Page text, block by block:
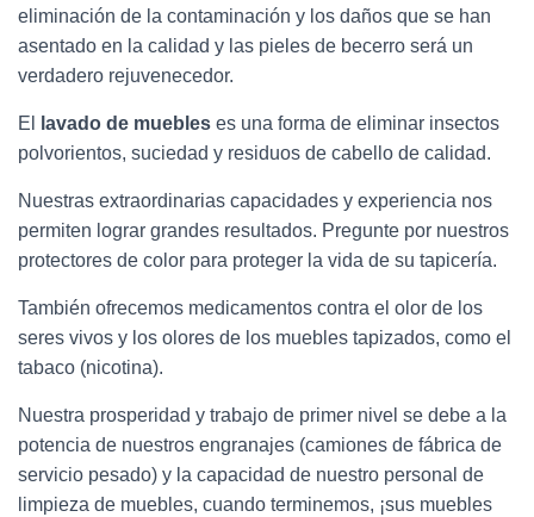
eliminación de la contaminación y los daños que se han
asentado en la calidad y las pieles de becerro será un
verdadero rejuvenecedor.
El lavado de muebles es una forma de eliminar insectos
polvorientos, suciedad y residuos de cabello de calidad.
Nuestras extraordinarias capacidades y experiencia nos
permiten lograr grandes resultados. Pregunte por nuestros
protectores de color para proteger la vida de su tapicería.
También ofrecemos medicamentos contra el olor de los
seres vivos y los olores de los muebles tapizados, como el
tabaco (nicotina).
Nuestra prosperidad y trabajo de primer nivel se debe a la
potencia de nuestros engranajes (camiones de fábrica de
servicio pesado) y la capacidad de nuestro personal de
limpieza de muebles, cuando terminemos, ¡sus muebles